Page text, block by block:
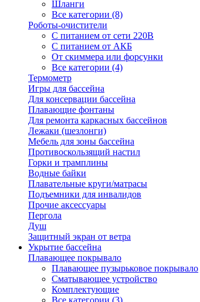
Шланги
Все категории (8)
Роботы-очистители
С питанием от сети 220В
С питанием от АКБ
От скиммера или форсунки
Все категории (4)
Термометр
Игры для бассейна
Для консервации бассейна
Плавающие фонтаны
Для ремонта каркасных бассейнов
Лежаки (шезлонги)
Мебель для зоны бассейна
Противоскользящий настил
Горки и трамплины
Водные байки
Плавательные круги/матрасы
Подъемники для инвалидов
Прочие аксессуары
Пергола
Душ
Защитный экран от ветра
Укрытие бассейна
Плавающее покрывало
Плавающее пузырьковое покрывало
Сматывающее устройство
Комплектующие
Все категории (3)